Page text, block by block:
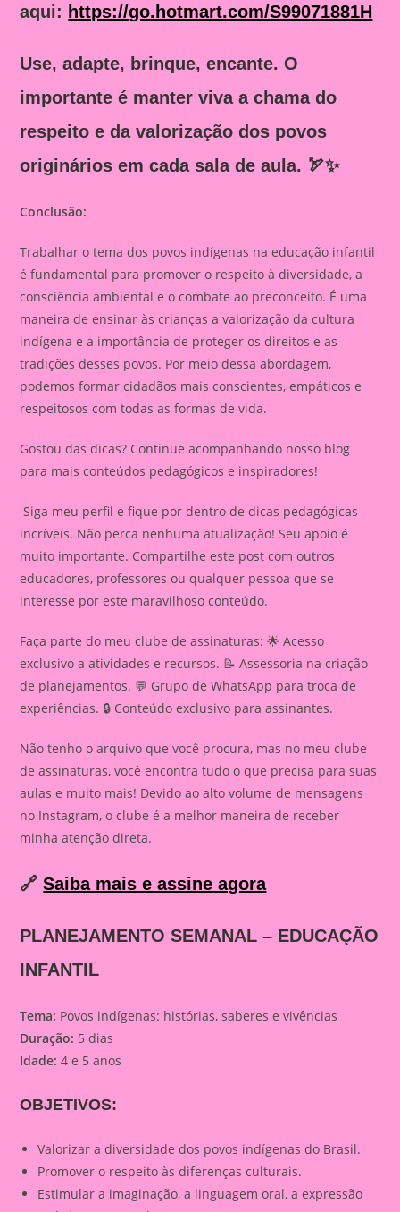
aqui: https://go.hotmart.com/S99071881H
Use, adapte, brinque, encante. O
importante é manter viva a chama do
respeito e da valorização dos povos
originários em cada sala de aula. 🏹✨
Conclusão:
Trabalhar o tema dos povos indígenas na educação infantil
é fundamental para promover o respeito à diversidade, a
consciência ambiental e o combate ao preconceito. É uma
maneira de ensinar às crianças a valorização da cultura
indígena e a importância de proteger os direitos e as
tradições desses povos. Por meio dessa abordagem,
podemos formar cidadãos mais conscientes, empáticos e
respeitosos com todas as formas de vida.
Gostou das dicas? Continue acompanhando nosso blog
para mais conteúdos pedagógicos e inspiradores!
Siga meu perfil e fique por dentro de dicas pedagógicas
incríveis. Não perca nenhuma atualização! Seu apoio é
muito importante. Compartilhe este post com outros
educadores, professores ou qualquer pessoa que se
interesse por este maravilhoso conteúdo.
Faça parte do meu clube de assinaturas: 🌟 Acesso
exclusivo a atividades e recursos. 📝 Assessoria na criação
de planejamentos. 💬 Grupo de WhatsApp para troca de
experiências. 🔒 Conteúdo exclusivo para assinantes.
Não tenho o arquivo que você procura, mas no meu clube
de assinaturas, você encontra tudo o que precisa para suas
aulas e muito mais! Devido ao alto volume de mensagens
no Instagram, o clube é a melhor maneira de receber
minha atenção direta.
🔗Saiba mais e assine agora
PLANEJAMENTO SEMANAL – EDUCAÇÃO
INFANTIL
Tema: Povos indígenas: histórias, saberes e vivências
Duração: 5 dias
Idade: 4 e 5 anos
OBJETIVOS:
Valorizar a diversidade dos povos indígenas do Brasil.
Promover o respeito às diferenças culturais.
Estimular a imaginação, a linguagem oral, a expressão